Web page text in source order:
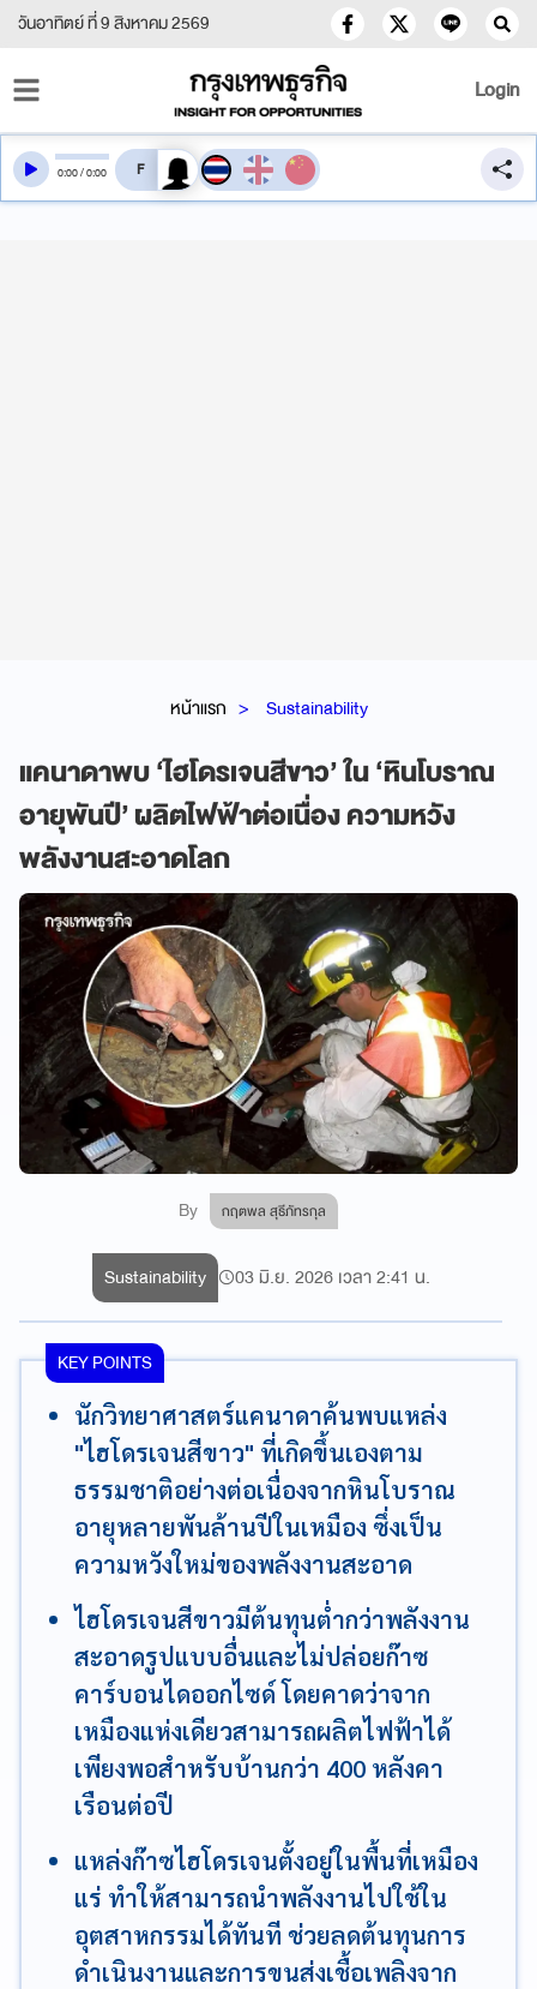
วันอาทิตย์ ที่ 9 สิงหาคม 2569
Login
หน้าแรก Sustainability
แคนาดาพบ ‘ไฮโดรเจนสีขาว’ ใน ‘หินโบราณ
อายุพันปี’ ผลิตไฟฟ้าต่อเนื่อง ความหวัง
พลังงานสะอาดโลก
By กฤตพล สุธีภัทรกุล
0:00/0:00 สลับเสียงอ่าน
Sustainability 03 มิ.ย. 2026 เวลา 2:41 น.
KEY POINTS
นักวิทยาศาสตร์แคนาดาค้นพบแหล่ง
"ไฮโดรเจนสีขาว" ที่เกิดขึ้นเองตาม
ธรรมชาติอย่างต่อเนื่องจากหินโบราณ
อายุหลายพันล้านปีในเหมือง ซึ่งเป็น
ความหวังใหม่ของพลังงานสะอาด
ไฮโดรเจนสีขาวมีต้นทุนต่ำกว่าพลังงาน
สะอาดรูปแบบอื่นและไม่ปล่อยก๊าซ
คาร์บอนไดออกไซด์ โดยคาดว่าจาก
เหมืองแห่งเดียวสามารถผลิตไฟฟ้าได้
เพียงพอสำหรับบ้านกว่า 400 หลังคา
เรือนต่อปี
แหล่งก๊าซไฮโดรเจนตั้งอยู่ในพื้นที่เหมือง
แร่ ทำให้สามารถนำพลังงานไปใช้ใน
อุตสาหกรรมได้ทันที ช่วยลดต้นทุนการ
ดำเนินงานและการขนส่งเชื้อเพลิงจาก